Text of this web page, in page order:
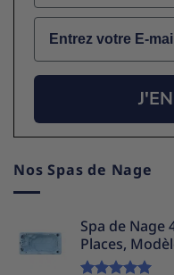
Email
Nos Spas de Nage
Spa de Nage
Places,